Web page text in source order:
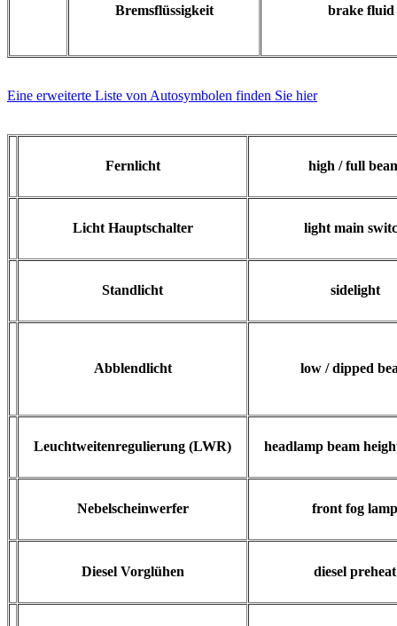
Bremsflüssigkeit brake fluid
Eine erweiterte Liste von Autosymbolen finden Sie hier
Fernlicht high / full
Licht Hauptschalter light main
Standlicht sidelight
Abblendlicht low / dipped
Leuchtweitenregulierung (LWR) headlamp beam
Nebelscheinwerfer front fog lamp
Diesel Vorglühen diesel preheat